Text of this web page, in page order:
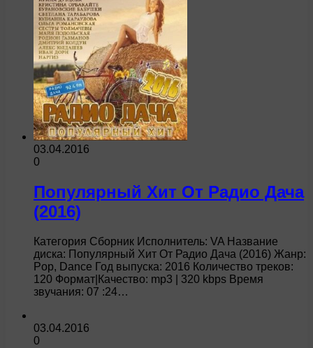
03.04.2016
0
Популярный Хит От Радио Дача
(2016)
Категория Сборник Исполнитель: VA Название
диска: Популярный Хит От Радио Дача (2016) Жанр:
Pop, Dance Год выпуска: 2016 Количество треков:
120 Формат|Качество: mp3 | 320 kbps Время
звучания: 07 :24…
03.04.2016
0